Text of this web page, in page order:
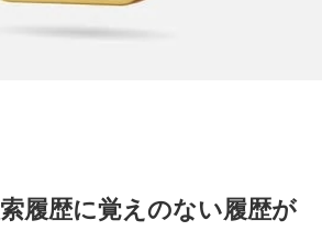
履歴に覚えのない履歴が